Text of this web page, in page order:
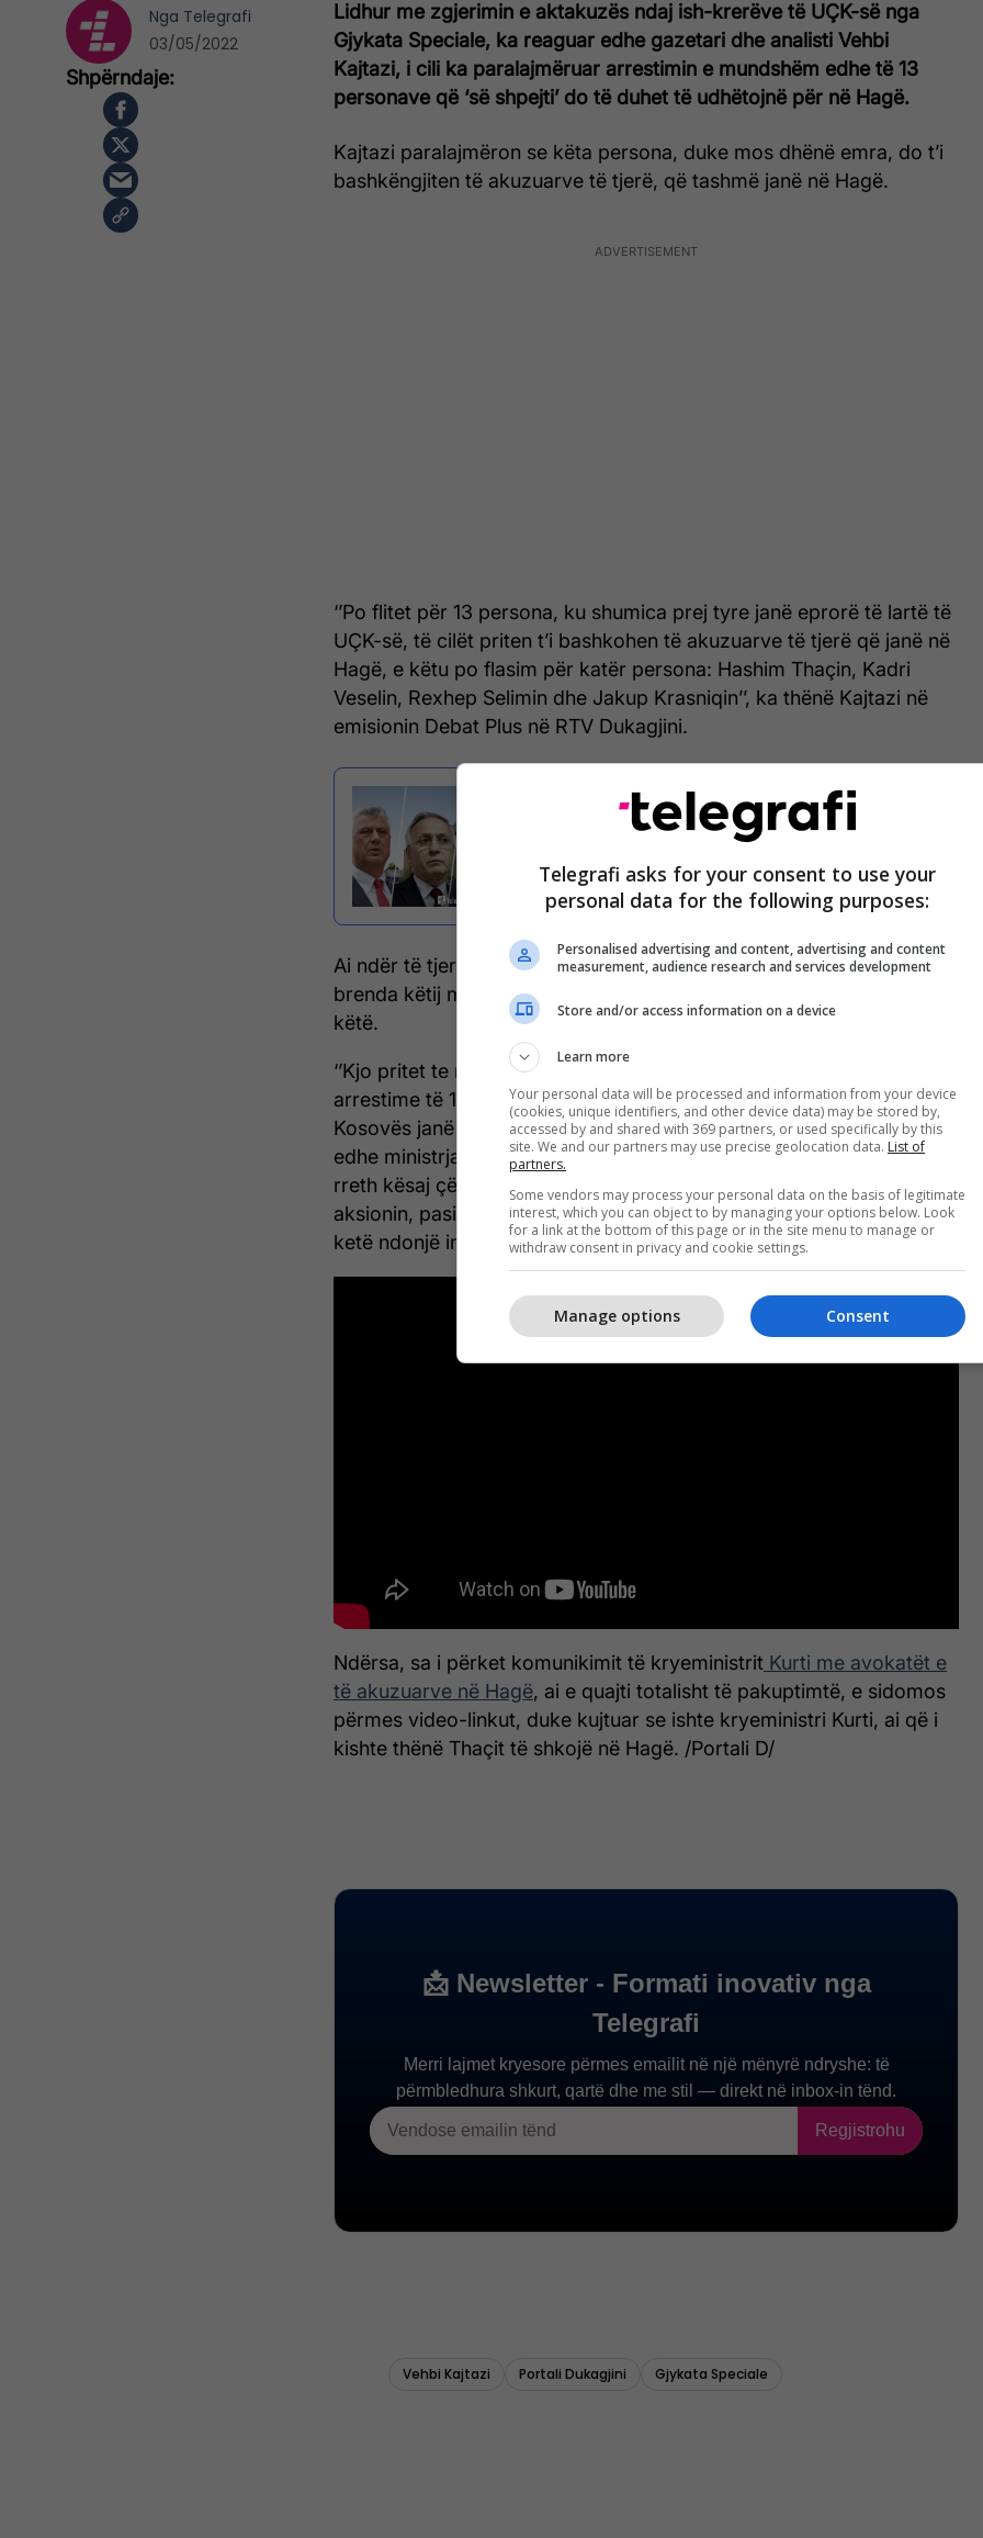
Lidhur me zgjerimin e aktakuzës ndaj ish-krerëve të UÇK-së nga
Gjykata Speciale, ka reaguar edhe gazetari dhe analisti Vehbi
Kajtazi, i cili ka paralajmëruar arrestimin e mundshëm edhe të 13
personave që ‘së shpejti’ do të duhet të udhëtojnë për në Hagë.
Kajtazi paralajmëron se këta persona, duke mos dhënë emra, do t’i
bashkëngjiten të akuzuarve të tjerë, që tashmë janë në Hagë.
‘’Po flitet për 13 persona, ku shumica prej tyre janë eprorë të lartë të
UÇK-së, të cilët priten t’i bashkohen të akuzuarve të tjerë që janë në
Hagë, e këtu po flasim për katër persona: Hashim Thaçin, Kadri
Veselin, Rexhep Selimin dhe Jakup Krasniqin’’, ka thënë Kajtazi në
emisionin Debat Plus në RTV Dukagjini.
Dorëzohet aktakuzë e re për
Thaçin dhe të tjerët
Ai ndër të tjerash shtoi se ky ‘aksion’ do të ndodhë shumë shpejt,
brenda këtij muaji, dhe se autoritetet e Kosovës janë në dijeni për
këtë.
‘’Kjo pritet te ndodhë shumë shpej. Pra, brenda këtij muaji do të ketë
arrestime të 13 personave tjerë, për t’i dërguar në Hagë. Autoritet e
Kosovës janë të informuar për këtë gjë, si kryeministri Kurti, ashtu
edhe ministrja e drejtësisë, Haxhiu. Autoritetet janë të informuar
rreth kësaj çështjeje, jo rreth emrave apo personave, por vetëm për
aksionin, pasi në fund të fundit, duhet të krijohet një rend që të mos
ketë ndonjë incident apo të themi trazira’’, shtoi tutje Kajtazi.
Ndërsa, sa i përket komunikimit të kryeministrit Kurti me avokatët e
të akuzuarve në Hagë, ai e quajti totalisht të pakuptimtë, e sidomos
përmes video-linkut, duke kujtuar se ishte kryeministri Kurti, ai që i
kishte thënë Thaçit të shkojë në Hagë. /Portali D/
Nga Telegrafi
03/05/2022
Vehbi Kajtazi Portali Dukagjini Gjykata Speciale
Telegrafi asks for your consent to use your
personal data for the following purposes:
Personalised advertising and content, advertising and content
measurement, audience research and services development
Store and/or access information on a device
Learn more
Your personal data will be processed and information from your device
(cookies, unique identifiers, and other device data) may be stored by,
accessed by and shared with 369 partners, or used specifically by this
site. We and our partners may use precise geolocation data. List of
partners.
Some vendors may process your personal data on the basis of legitimate
interest, which you can object to by managing your options below. Look
for a link at the bottom of this page or in the site menu to manage or
withdraw consent in privacy and cookie settings.
Consent
Manage options